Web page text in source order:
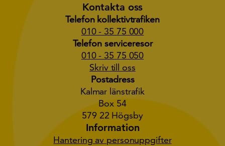
Kontakta oss
Telefon kollektivtrafiken
010 - 35 75 000
Telefon serviceresor
010 - 35 75 050
Skriv till oss
Postadress
Kalmar länstrafik
Box 54
579 22 Högsby
Information
Hantering av personuppgifter